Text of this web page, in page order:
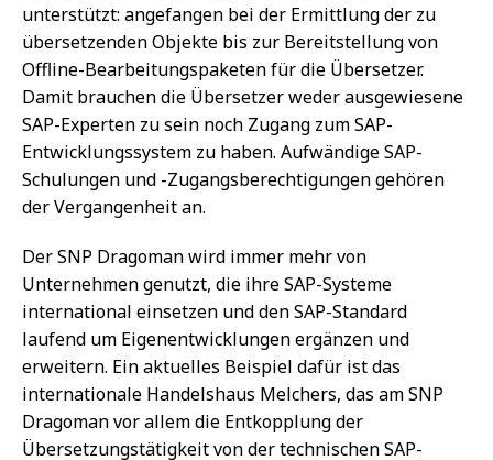
unterstützt: angefangen bei der Ermittlung der zu
übersetzenden Objekte bis zur Bereitstellung von
Offline-Bearbeitungspaketen für die Übersetzer.
Damit brauchen die Übersetzer weder ausgewiesene
SAP-Experten zu sein noch Zugang zum SAP-
Entwicklungssystem zu haben. Aufwändige SAP-
Schulungen und -Zugangsberechtigungen gehören
der Vergangenheit an.
Der SNP Dragoman wird immer mehr von
Unternehmen genutzt, die ihre SAP-Systeme
international einsetzen und den SAP-Standard
laufend um Eigenentwicklungen ergänzen und
erweitern. Ein aktuelles Beispiel dafür ist das
internationale Handelshaus Melchers, das am SNP
Dragoman vor allem die Entkopplung der
Übersetzungstätigkeit von der technischen SAP-